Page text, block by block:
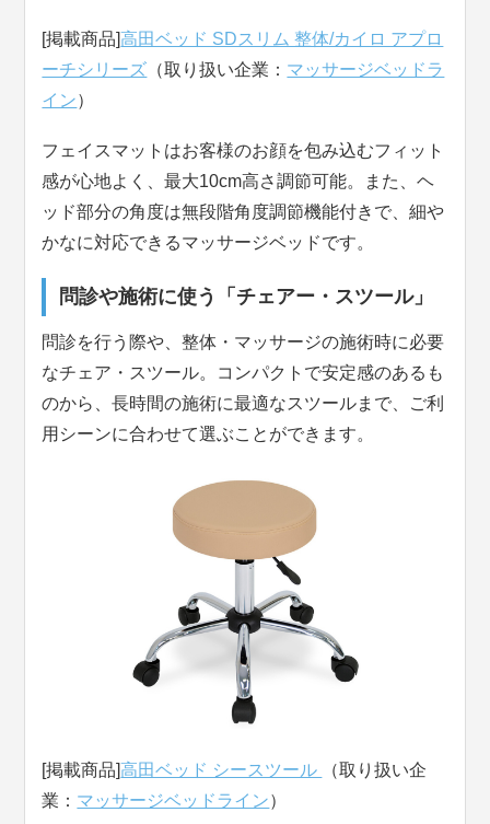
[掲載商品]高田ベッド SDスリム 整体/カイロ アプロ
ーチシリーズ （取り扱い企業： マッサージベッドラ
イン）
フェイスマットはお客様のお顔を包み込むフィット
感が心地よく、最大10cm高さ調節可能。また、ヘ
ッド部分の角度は無段階角度調節機能付きで、細や
かなに対応できるマッサージベッドです。
問診や施術に使う「チェアー・スツール」
問診を行う際や、整体・マッサージの施術時に必要
なチェア・スツール。コンパクトで安定感のあるも
のから、長時間の施術に最適なスツールまで、ご利
用シーンに合わせて選ぶことができます。
[掲載商品]高田ベッド シースツール
（取り扱い企
業： マッサージベッドライン）